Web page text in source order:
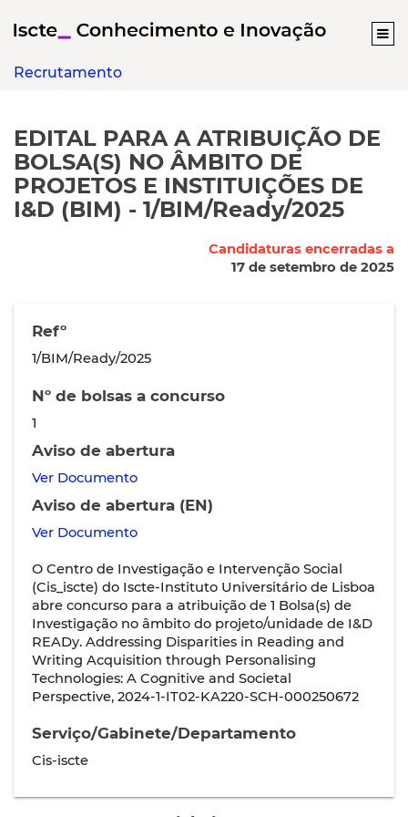
Recrutamento
EDITAL PARA A ATRIBUIÇÃO DE
BOLSA(S) NO ÂMBITO DE
PROJETOS E INSTITUIÇÕES DE
I&D (BIM) - 1/BIM/Ready/2025
Candidaturas encerradas a
17 de setembro de 2025
Refº
1/BIM/Ready/2025
Nº de bolsas a concurso
1
Aviso de abertura
Ver Documento
Aviso de abertura (EN)
Ver Documento
O Centro de Investigação e Intervenção Social
(Cis_iscte) do Iscte-Instituto Universitário de Lisboa
abre concurso para a atribuição de 1 Bolsa(s) de
Investigação no âmbito do projeto/unidade de I&D
READy. Addressing Disparities in Reading and
Writing Acquisition through Personalising
Technologies: A Cognitive and Societal
Perspective, 2024-1-IT02-KA220-SCH-000250672
Serviço/Gabinete/Departamento
Cis-iscte